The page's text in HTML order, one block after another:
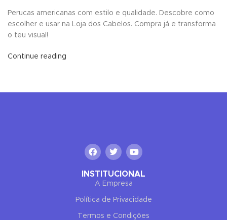
Perucas americanas com estilo e qualidade. Descobre como
escolher e usar na Loja dos Cabelos. Compra já e transforma
o teu visual!
Continue reading
INSTITUCIONAL
A Empresa
Política de Privacidade
Termos e Condições